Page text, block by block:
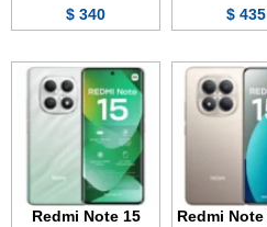
435 $
340 $
Redmi Note
Redmi Note 15